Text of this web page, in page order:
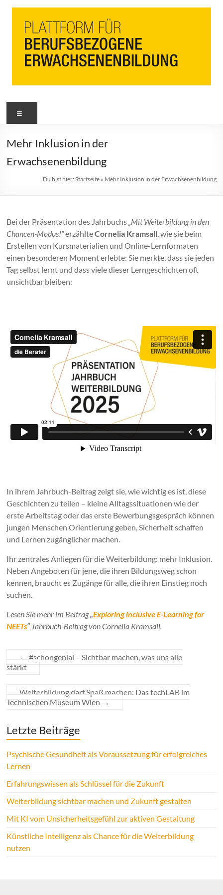
PbEB
Plattform
berufsbezogene
Mehr Inklusion in der
Erwachsenenbildung
Du bist hier: Startseite» Mehr Inklusion in der Erwachsenenbildung
Bei der Präsentation des Jahrbuchs„Mit Weiterbildung in den
Chancen-Modus!“erzählteCornelia Kramsall, wie sie beim
Erstellen von Kursmaterialien und Online-Lernformaten
einen besonderen Moment erlebte: Sie merkte, dass sie jeden
Tag selbst lernt und dass viele dieser Lerngeschichten oft
unsichtbar bleiben:
In ihrem Jahrbuch-Beitrag zeigt sie, wie wichtig es ist, diese
Geschichten zu teilen – kleine Alltagssituationen wie der
erste Arbeitstag oder das erste Bewerbungsgespräch können
jungen Menschen Orientierung geben, Sicherheit schaffen
und Lernen zugänglicher machen.
Ihr zentrales Anliegen für die Weiterbildung: mehr Inklusion.
Neben Angeboten für jene, die ihren Bildungsweg schon
kennen, braucht es Zugänge für alle, die ihren Einstieg noch
suchen.
Lesen Sie mehr im Beitrag„Exploring inclusive E-Learning for
NEETs“Jahrbuch-Beitrag von Cornelia Kramsall.
← #schongenial – Sichtbar machen, was uns alle
stärkt
Weiterbildung darf Spaß machen: Das techLAB im
Technischen Museum Wien →
Letzte Beiträge
Psychische Gesundheit als Voraussetzung für erfolgreiches
Lernen
Erfahrungswissen als Schlüssel für die Zukunft
Weiterbildung sichtbar machen und Zukunft gestalten
Mit KI vom Unsicherheitsgefühl zur aktiven Gestaltung
Künstliche Intelligenz als Chance für die Weiterbildung
nutzen